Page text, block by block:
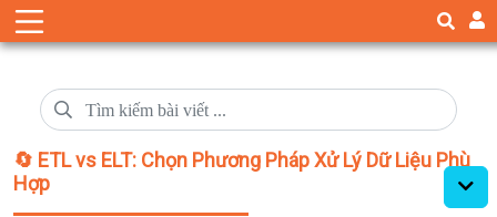
🔄 ETL vs ELT: Chọn Phương Pháp Xử Lý Dữ Liệu Phù
Hợp